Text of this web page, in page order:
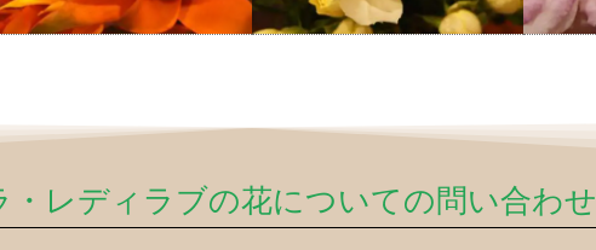
・レディラブの花についての問い合わせ